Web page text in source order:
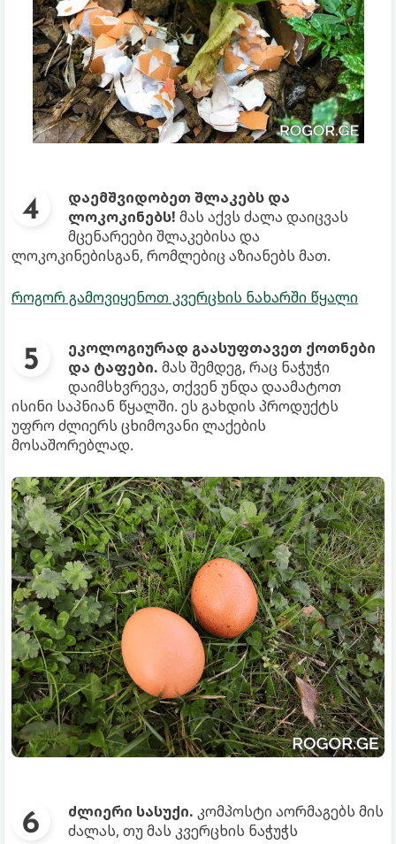
დაემშვიდობეთ შლაკებს და
ლოკოკინებს! მას აქვს ძალა დაიცვას
მცენარეები შლაკებისა და
ლოკოკინებისგან, რომლებიც აზიანებს მათ.
როგორ გამოვიყენოთ კვერცხის ნახარში წყალი
ეკოლოგიურად გაასუფთავეთ ქოთნები
და ტაფები. მას შემდეგ, რაც ნაჭუჭი
დაიმსხვრევა, თქვენ უნდა დაამატოთ
ისინი საპნიან წყალში. ეს გახდის პროდუქტს
უფრო ძლიერს ცხიმოვანი ლაქების
მოსაშორებლად.
ძლიერი სასუქი. კომპოსტი აორმაგებს მის
ძალას, თუ მას კვერცხის ნაჭუჭს